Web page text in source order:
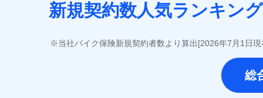
第一ネオ生命保険株式会社（https://
太陽生命保険株式会社（https://www.taiyo-
東京海上日動あんしん生命保険株式会社（
なないろ生命保険株式会社（https://
日本生命保険相互会社（https://
新規契約数人気ランキング
当社バイク保険新規契約者数より算出[2026年7月1日現
総